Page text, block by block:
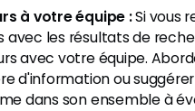
à votre équipe :Si vous
avec les résultats de
avec votre équipe.
d'information ou
dans son ensemble à